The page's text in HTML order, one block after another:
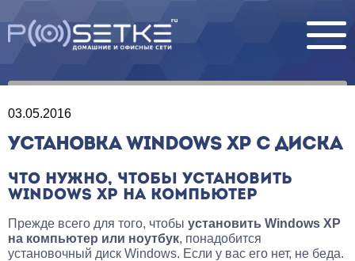
03.05.2016
УСТАНОВКА WINDOWS XP С ДИСКА
ЧТО НУЖНО, ЧТОБЫ УСТАНОВИТЬ
WINDOWS XP НА КОМПЬЮТЕР
Прежде всего для того, чтобы установить Windows XP
на компьютер или ноутбук, понадобится
установочный диск Windows. Если у вас его нет, не беда.